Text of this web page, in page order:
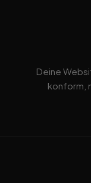
Deine
konform,